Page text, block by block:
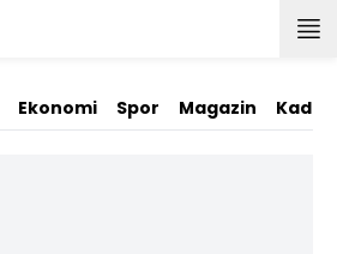
Ekonomi Spor Magazin Kadın